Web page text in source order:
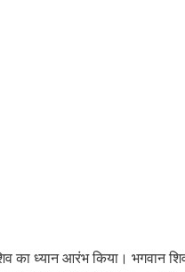
का ध्यान आरंभ किया। भगवान